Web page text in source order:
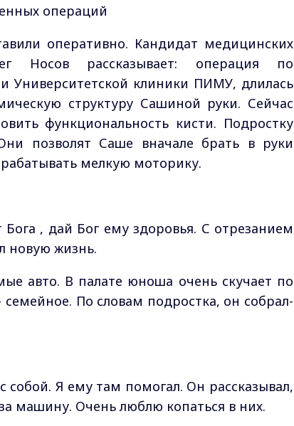
операций
оперативно. Кандидат медицинских
Носов рассказывает: операция по
Университетской клиники ПИМУ, длилась
структуру Сашиной руки. Сейчас
функциональность кисти. Подростку
позволят Саше вначале брать в руки
мелкую моторику.
, дай Бог ему здоровья. С отрезанием
новую жизнь.
авто. В палате юноша очень скучает по
По словам подростка, он собрал-
собой. Я ему там помогал. Он рассказывал,
машину. Очень люблю копаться в них.